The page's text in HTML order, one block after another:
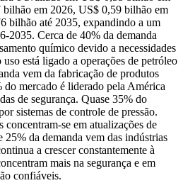
bilhão em 2026, US$ 0,59 bilhão em
bilhão até 2035, expandindo a um
2035. Cerca de 40% da demanda
químico devido a necessidades
está ligado a operações de petróleo
vem da fabricação de produtos
do mercado é liderado pela América
de segurança. Quase 35% do
sistemas de controle de pressão.
concentram-se em atualizações de
25% da demanda vem das indústrias
a crescer constantemente à
mais na segurança e em
confiáveis.